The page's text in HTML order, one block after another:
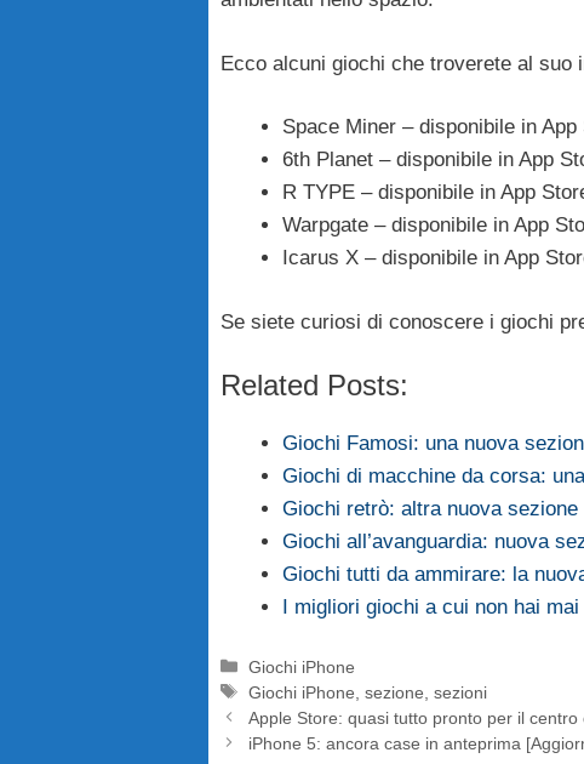
Ecco alcuni giochi che troverete al suo
Space Miner – disponibile in
6th Planet – disponibile in App
R TYPE – disponibile in App
Warpgate – disponibile in App
Icarus X – disponibile in App
Se siete curiosi di conoscere i giochi
Related Posts:
Giochi Famosi: una nuova
Giochi di macchine da corsa:
Giochi retrò: altra nuova sezione
Giochi all’avanguardia: nuova
Giochi tutti da ammirare: la
I migliori giochi a cui non hai
Categorie
Giochi iPhone
Tag
Giochi iPhone ,sezione ,sezioni
Apple Store: quasi tutto pronto per il centro
iPhone 5: ancora case in anteprima